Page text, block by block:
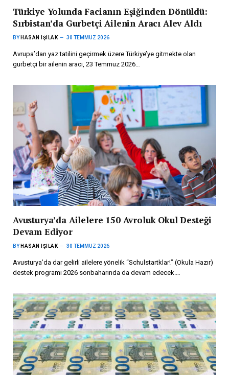
Türkiye Yolunda Facianın Eşiğinden Dönüldü:
Sırbistan’da Gurbetçi Ailenin Aracı Alev Aldı
BY HASAN IŞILAK 30 TEMMUZ 2026
Avrupa’dan yaz tatilini geçirmek üzere Türkiye’ye gitmekte olan
gurbetçi bir ailenin aracı, 23 Temmuz 2026…
Avusturya’da Ailelere 150 Avroluk Okul Desteği
Devam Ediyor
BY HASAN IŞILAK 30 TEMMUZ 2026
Avusturya’da dar gelirli ailelere yönelik “Schulstartklar!” (Okula Hazır)
destek programı 2026 sonbaharında da devam edecek.…